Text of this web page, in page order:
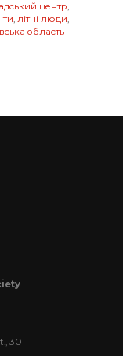
центр,
, літні люди,
область
30